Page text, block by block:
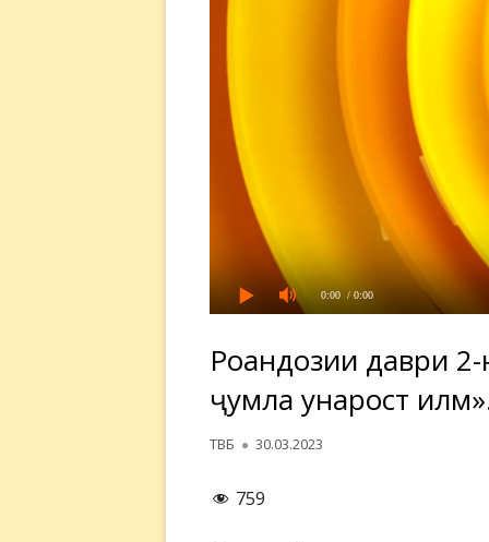
0:00 / 0:00
Роҳандозии даври
ҷумла ҳунарҳост
Автор
ТВБ Опубликовано
30.03.2023
759